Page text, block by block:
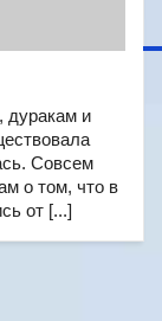
дуракам и
Совсем
о том, что в
от [...]